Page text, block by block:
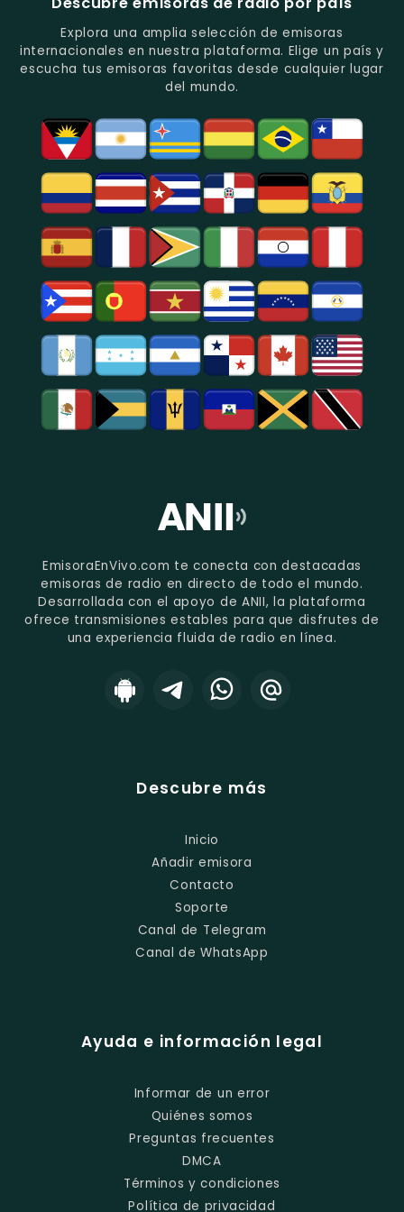
Del
Recuerdo
En
Quito.
De
Los
Deportes
En
Guayaquil.
Y
Folclore
En
Azogues.
Explora una amplia selección de emisoras
internacionales en nuestra plataforma. Elige un país y
escucha tus emisoras favoritas desde cualquier lugar
del mundo.
EmisoraEnVivo.com te conecta con destacadas
emisoras de radio en directo de todo el mundo.
Desarrollada con el apoyo de ANII, la plataforma
ofrece transmisiones estables para que disfrutes de
una experiencia fluida de radio en línea.
Descubre más
Inicio
Añadir emisora
Contacto
Soporte
Canal de Telegram
Canal de WhatsApp
Ayuda e información legal
Informar de un error
Quiénes somos
Preguntas frecuentes
DMCA
Términos y condiciones
Política de privacidad